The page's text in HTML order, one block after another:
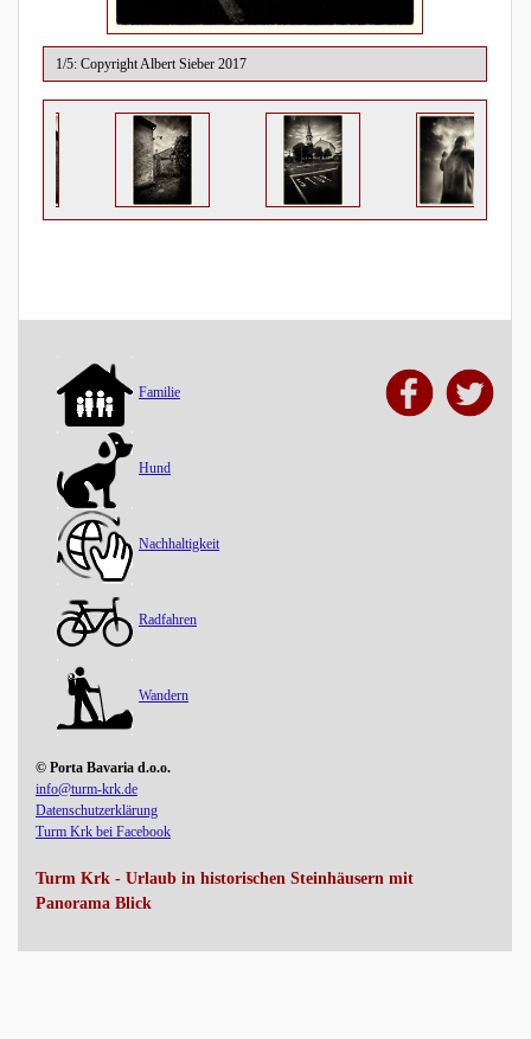
1/5: Copyright Albert Sieber 2017
Familie
Hund
Nachhaltigkeit
Radfahren
Wandern
© Porta Bavaria d.o.o.
info@turm-krk.de
Datenschutzerklärung
Turm Krk bei Facebook
Turm Krk - Urlaub in historischen Steinhäusern mit
Panorama Blick